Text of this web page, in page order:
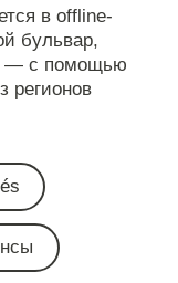
в offline-
бульвар,
— с помощью
регионов